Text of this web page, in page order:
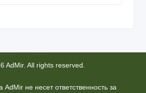
AdMir. All rights reserved.
не несет ответственность за